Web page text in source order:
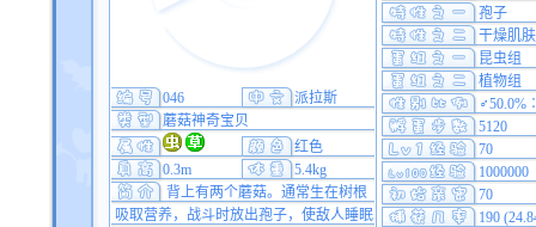
孢子
干燥肌肤
昆虫组
植物组
5120
70
1000000
70
190
046
派拉斯
蘑菇神奇宝贝
红色
0.3m
5.4kg
背上有两个蘑菇。通常生在树根
吸取营养，战斗时放出孢子，使敌人睡眠